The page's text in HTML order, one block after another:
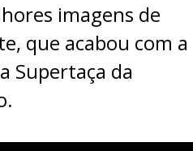
imagens de
que acabou com a
Supertaça da